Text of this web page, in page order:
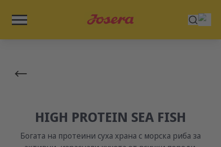
HIGH PROTEIN SEA FISH
Богата на протеини суха храна с морска риба за